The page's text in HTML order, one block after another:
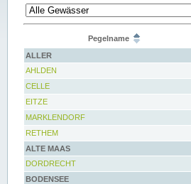
Pegelname
ALLER
AHLDEN
CELLE
EITZE
MARKLENDORF
RETHEM
ALTE MAAS
DORDRECHT
BODENSEE